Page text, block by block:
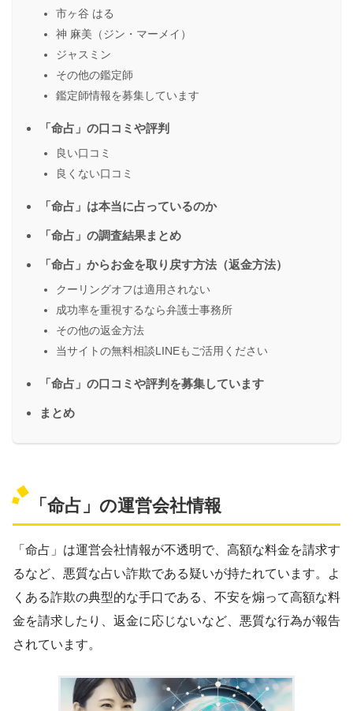
市ヶ谷 はる
神 麻美（ジン・マーメイ）
ジャスミン
その他の鑑定師
鑑定師情報を募集しています
「命占」の口コミや評判
良い口コミ
良くない口コミ
「命占」は本当に占っているのか
「命占」の調査結果まとめ
「命占」からお金を取り戻す方法（返金方法）
クーリングオフは適用されない
成功率を重視するなら弁護士事務所
その他の返金方法
当サイトの無料相談LINEもご活用ください
「命占」の口コミや評判を募集しています
まとめ
「命占」の運営会社情報
「命占」は運営会社情報が不透明で、高額な料金を請求す
るなど、悪質な占い詐欺である疑いが持たれています。よ
くある詐欺の典型的な手口である、不安を煽って高額な料
金を請求したり、返金に応じないなど、悪質な行為が報告
されています。